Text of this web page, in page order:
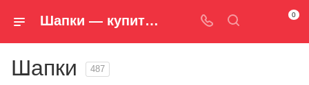
Шапки — купить в магазине Spm-Shop.ru | Хумтто.РФ - Спорт+Мода 0
Шапки 487